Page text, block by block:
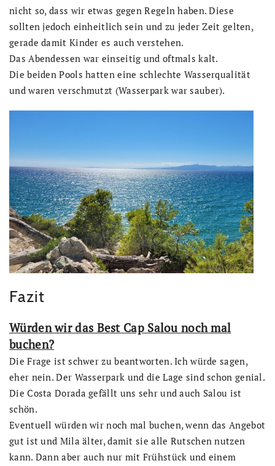
nicht so, dass wir etwas gegen Regeln haben. Diese
sollten jedoch einheitlich sein und zu jeder Zeit gelten,
gerade damit Kinder es auch verstehen.
Das Abendessen war einseitig und oftmals kalt.
Die beiden Pools hatten eine schlechte Wasserqualität
und waren verschmutzt (Wasserpark war sauber).
Fazit
Würden wir das Best Cap Salou noch mal
buchen?
Die Frage ist schwer zu beantworten. Ich würde sagen,
eher nein. Der Wasserpark und die Lage sind schon genial.
Die Costa Dorada gefällt uns sehr und auch Salou ist
schön.
Eventuell würden wir noch mal buchen, wenn das Angebot
gut ist und Mila älter, damit sie alle Rutschen nutzen
kann. Dann aber auch nur mit Frühstück und einem